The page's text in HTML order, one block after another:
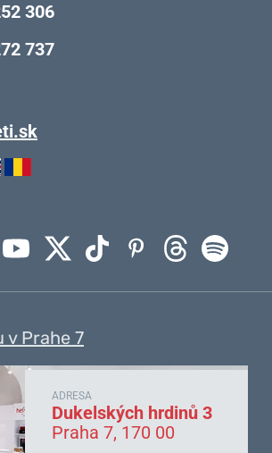
306
737
v Prahe 7
ADRESA
Dukelských hrdinů 3
Praha 7, 170 00